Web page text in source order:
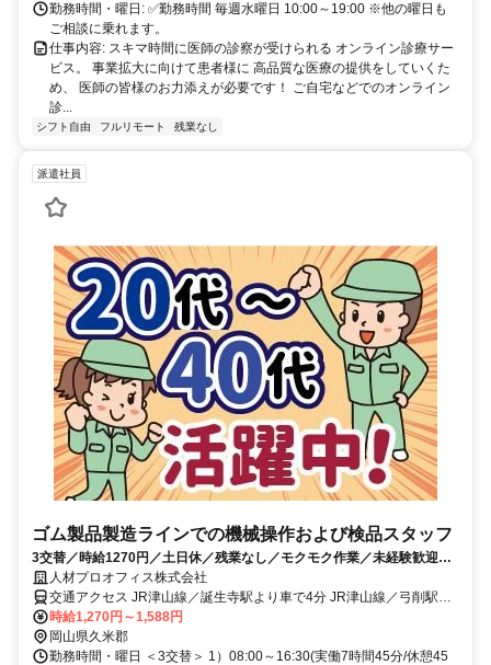
勤務時間・曜日: ✅勤務時間 毎週水曜日 10:00～19:00 ※他の曜日も
ご相談に乗れます。
仕事内容: スキマ時間に医師の診察が受けられる オンライン診療サー
ビス。 事業拡大に向けて患者様に 高品質な医療の提供をしていくた
め、 医師の皆様のお力添えが必要です！ ご自宅などでのオンライン
診...
シフト自由 フルリモート 残業なし
派遣社員
ゴム製品製造ラインでの機械操作および検品スタッフ
3交替／時給1270円／土日休／残業なし／モクモク作業／未経験歓迎／
髪色自由・ピアスOK／週払いOK
人材プロオフィス株式会社
交通アクセス JR津山線／誕生寺駅より車で4分 JR津山線／弓削駅よ
り車で5分 ◆車・バイク・自転車通勤OK
時給1,270円～1,588円
岡山県久米郡
勤務時間・曜日 ＜3交替＞ 1）08:00～16:30(実働7時間45分/休憩45